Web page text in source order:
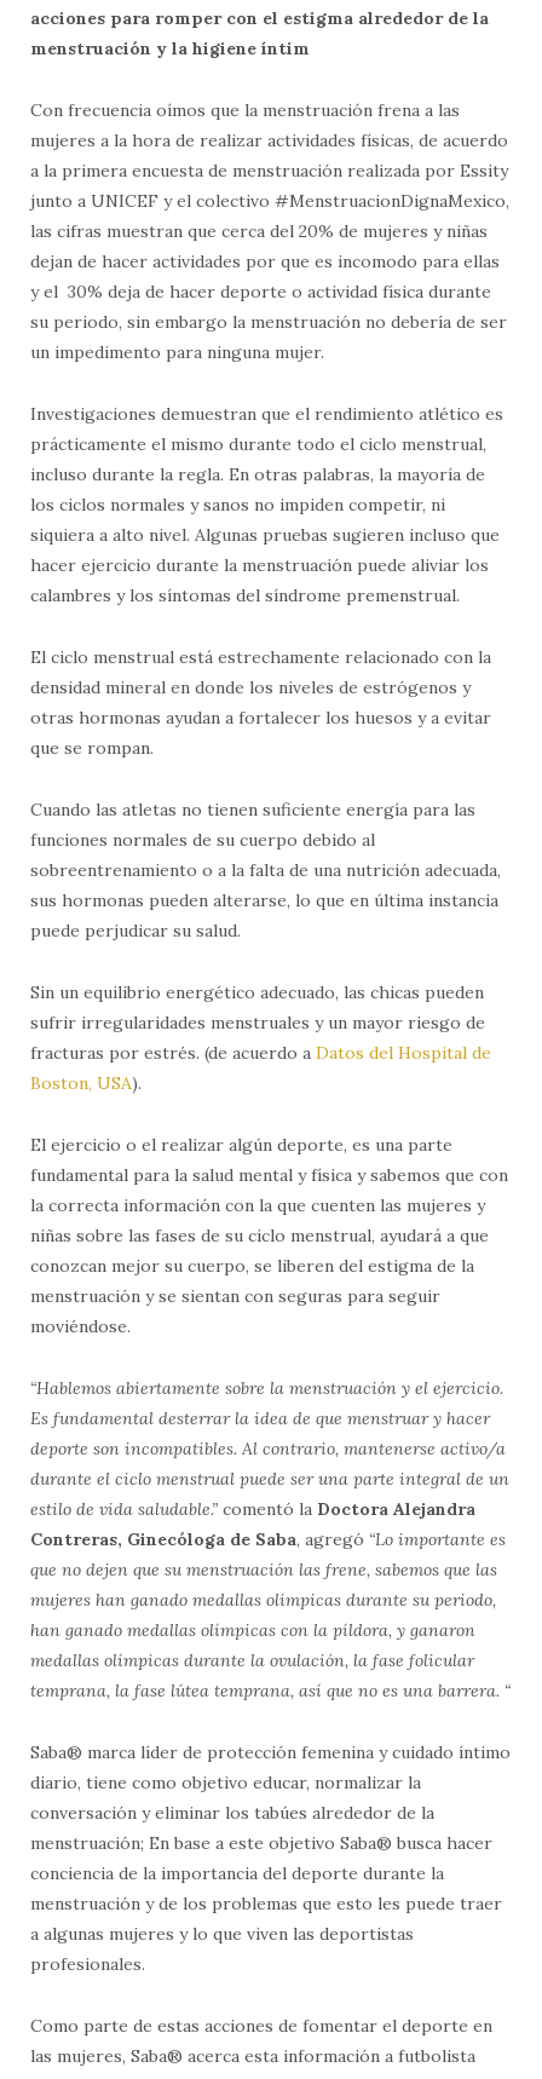
acciones para romper con el estigma alrededor de la
menstruación y la higiene íntim
Con frecuencia oímos que la menstruación frena a las
mujeres a la hora de realizar actividades físicas, de acuerdo
a la primera encuesta de menstruación realizada por Essity
junto a UNICEF y el colectivo #MenstruacionDignaMexico,
las cifras muestran que cerca del 20% de mujeres y niñas
dejan de hacer actividades por que es incomodo para ellas
y el 30% deja de hacer deporte o actividad física durante
su periodo, sin embargo la menstruación no debería de ser
un impedimento para ninguna mujer.
Investigaciones demuestran que el rendimiento atlético es
prácticamente el mismo durante todo el ciclo menstrual,
incluso durante la regla. En otras palabras, la mayoría de
los ciclos normales y sanos no impiden competir, ni
siquiera a alto nivel. Algunas pruebas sugieren incluso que
hacer ejercicio durante la menstruación puede aliviar los
calambres y los síntomas del síndrome premenstrual.
El ciclo menstrual está estrechamente relacionado con la
densidad mineral en donde los niveles de estrógenos y
otras hormonas ayudan a fortalecer los huesos y a evitar
que se rompan.
Cuando las atletas no tienen suficiente energía para las
funciones normales de su cuerpo debido al
sobreentrenamiento o a la falta de una nutrición adecuada,
sus hormonas pueden alterarse, lo que en última instancia
puede perjudicar su salud.
Sin un equilibrio energético adecuado, las chicas pueden
sufrir irregularidades menstruales y un mayor riesgo de
fracturas por estrés. (de acuerdo a Datos del Hospital de
Boston, USA).
El ejercicio o el realizar algún deporte, es una parte
fundamental para la salud mental y física y sabemos que con
la correcta información con la que cuenten las mujeres y
niñas sobre las fases de su ciclo menstrual, ayudará a que
conozcan mejor su cuerpo, se liberen del estigma de la
menstruación y se sientan con seguras para seguir
moviéndose.
“Hablemos abiertamente sobre la menstruación y el ejercicio.
Es fundamental desterrar la idea de que menstruar y hacer
deporte son incompatibles. Al contrario, mantenerse activo/a
durante el ciclo menstrual puede ser una parte integral de un
estilo de vida saludable.” comentó la Doctora Alejandra
Contreras, Ginecóloga de Saba, agregó “Lo importante es
que no dejen que su menstruación las frene, sabemos que las
mujeres han ganado medallas olímpicas durante su periodo,
han ganado medallas olímpicas con la píldora, y ganaron
medallas olímpicas durante la ovulación, la fase folicular
temprana, la fase lútea temprana, así que no es una barrera. “
Saba® marca líder de protección femenina y cuidado íntimo
diario, tiene como objetivo educar, normalizar la
conversación y eliminar los tabúes alrededor de la
menstruación; En base a este objetivo Saba® busca hacer
conciencia de la importancia del deporte durante la
menstruación y de los problemas que esto les puede traer
a algunas mujeres y lo que viven las deportistas
profesionales.
Como parte de estas acciones de fomentar el deporte en
las mujeres, Saba® acerca esta información a futbolista